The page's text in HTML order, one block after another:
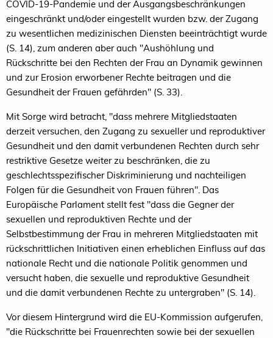
COVID-19-Pandemie und der Ausgangsbeschränkungen
eingeschränkt und/oder eingestellt wurden bzw. der Zugang
zu wesentlichen medizinischen Diensten beeinträchtigt wurde
(S. 14), zum anderen aber auch "Aushöhlung und
Rückschritte bei den Rechten der Frau an Dynamik gewinnen
und zur Erosion erworbener Rechte beitragen und die
Gesundheit der Frauen gefährden" (S. 33).
Mit Sorge wird betracht, "dass mehrere Mitgliedstaaten
derzeit versuchen, den Zugang zu sexueller und reproduktiver
Gesundheit und den damit verbundenen Rechten durch sehr
restriktive Gesetze weiter zu beschränken, die zu
geschlechtsspezifischer Diskriminierung und nachteiligen
Folgen für die Gesundheit von Frauen führen". Das
Europäische Parlament stellt fest "dass die Gegner der
sexuellen und reproduktiven Rechte und der
Selbstbestimmung der Frau in mehreren Mitgliedstaaten mit
rückschrittlichen Initiativen einen erheblichen Einfluss auf das
nationale Recht und die nationale Politik genommen und
versucht haben, die sexuelle und reproduktive Gesundheit
und die damit verbundenen Rechte zu untergraben" (S. 14).
Vor diesem Hintergrund wird die EU-Kommission aufgerufen,
"die Rückschritte bei Frauenrechten sowie bei der sexuellen